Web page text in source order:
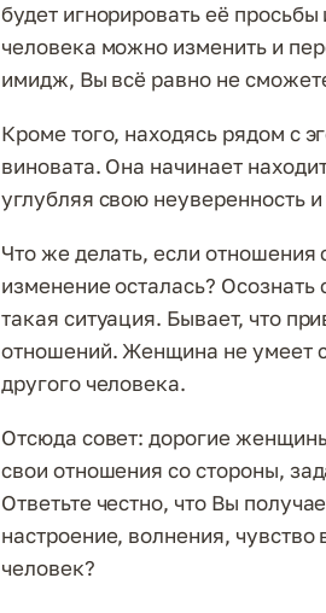
будет игнорировать её
человека можно изменить и
имидж, Вы всё равно не
Кроме того, находясь рядом с
виновата. Она начинает
углубляя свою неуверенность
Что же делать, если отношения
изменение осталась?
такая ситуация. Бывает, что
отношений. Женщина не умеет
другого человека.
Отсюда совет: дорогие
свои отношения со стороны,
Ответьте честно, что Вы
настроение, волнения,
человек?